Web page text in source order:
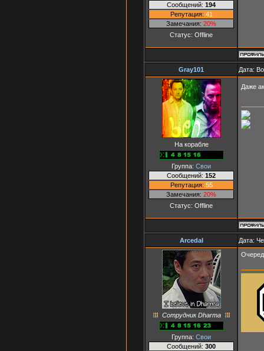
Сообщений: 194
Репутация: 41
Замечания: 20%
Статус: Offline
Gray101 Дата:
На корабле
Группа: Свои
Сообщений: 152
Репутация: 55
Замечания: 20%
Статус: Offline
Даже
Arcedal Дата:
Сотрудник Dharma
Группа: Свои
Сообщений: 300